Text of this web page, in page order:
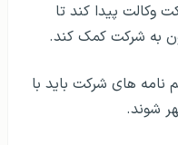
وکالت پیدا کند تا
به شرکت کمک کند.
نامه های شرکت باید با
شوند.